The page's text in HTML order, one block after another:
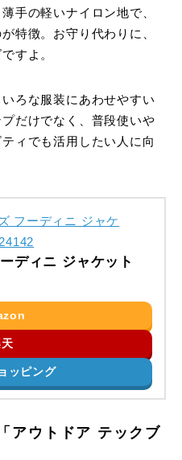
手の軽いナイロン地で、
特徴。お守り代わりに、
すよ。
ろな服装にあわせやすい
だけでなく、普段使いや
ィでも活用したい人に向
ディニ ジャケット
ッピング
ウトドア テックブ